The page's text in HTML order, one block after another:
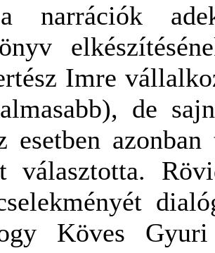
narrációk
Imre
de
esetben
választotta.
Köves Gyuri